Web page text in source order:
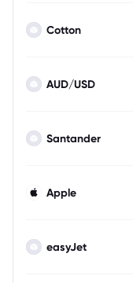
Cotton
AUD/USD
Santander
Apple
easyJet